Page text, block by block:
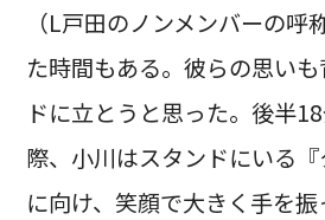
（L戸田のノンメンバーの呼
た時間もある。彼らの思い
ドに立とうと思った。後半
際、小川はスタンドにいる
に向け、笑顔で大きく手を振